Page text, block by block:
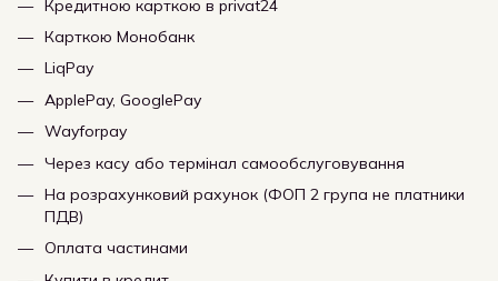
Кредитною карткою в privat24
Карткою Монобанк
LiqPay
ApplePay, GooglePay
Wayforpay
Через касу або термінал самообслуговування
На розрахунковий рахунок (ФОП 2 група не платники
ПДВ)
Оплата частинами